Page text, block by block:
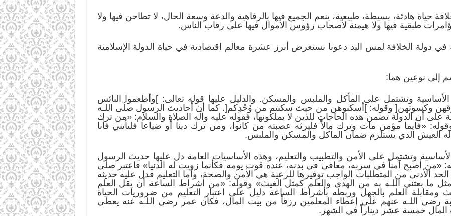
حياة هادئة، بسيطة، طبيعية، ينعم الجميع فيها بالرفاهية والدعة وسعة الحال، لا تطاحن فيها ولا
طبقية فيها ولا هيمنة لأصحاب رؤوس الأموال فيها على رقاب الناس.
في دولة الخلافة لمس اليد دعونا نستعرض أبرز عشرة معالم اقتصادية في حياة الدولة الإسلامية
إلى نوعين هما:
وتشتمل على المأكل والملبس والمسكن. والدليل عليها قوله تعالى: ]وأطعموا البائس
وكسوتهن[ وقوله: ]أسكنوهن من حيث سكنتم من وُجْدِكم[. كما أن أحاديث الرسول صلّى اللـه
على أن الدولة تضمن هذه الحاجات للذين لا يملكونها، فقوله عليه وآله الصلاة والسلام: «من ترك
«فأيما مؤمن مات وترك مالاً فليرثه عصبته من كانوا، ومن ترك ديناً أو ضياعاً فليأتني فأنا
العيش الذي يستلزم ضمان المأكل والمسكن والملبس.
وتشتمل على الأمن والتطبيب والتعليم، وهذه الأساسيات العامة دل عليها حديث الرسول
«من أصبح آمناً في سربه، معافى في بدنه، عنده قوت يومه فكأنما زويت له الدنيا» فاعتبر صلى
الأدنى من المتطلبات الواجب توفيرها للرعية هي الأمن والصحة، وأما التعليم فدل عليه حديثه
ما بعثني اللـه به من الهدى والعلم كمثل الغيث» وقوله: «من أشراط الساعة أن يقل العلم
ومقابلة العلم بالجهل وربطه بأشراط الساعة دليل على اعتبار التعليم من ضروريات الحياة
رضي اللـه عنهم على إعطاء المعلمين رزقاً من بيت المال، فكان عمر رضي اللـه عنه يعطي
المال خمسة عشر ديناراً في الشهر.